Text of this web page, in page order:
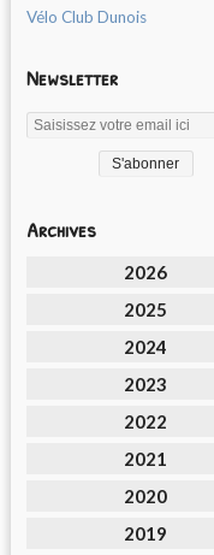
Vélo Club Dunois
Newsletter
Archives
2026
2025
2024
2023
2022
2021
2020
2019